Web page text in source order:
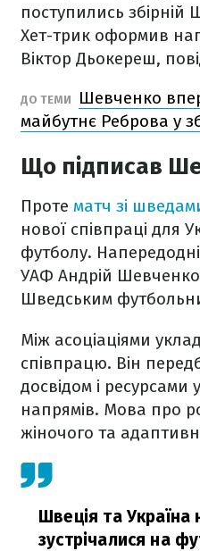
поступились збірній
Хет-трик оформив
Віктор Дьокереш,
ДО ТЕМИ
Шевченко
майбутнє Реброва у
Що підписав
Проте матч зі
нової співпраці для
футболу.
УАФ Андрій Шевченко
Шведським
Між асоціаціями
співпрацю. Він
досвідом і ресурсами
напрямів. Мова про
жіночого та
Швеція та
зустрічалися на